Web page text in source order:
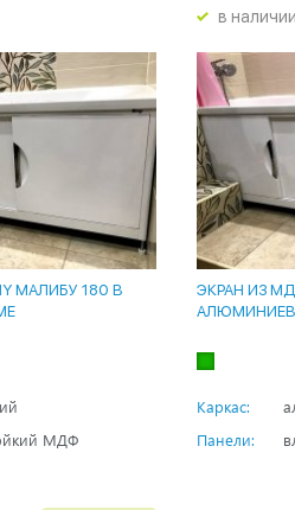
МАЛИБУ 180 В
МДФ
в наличии
ЭКРАН ИЗ
Каркас:
Панели: